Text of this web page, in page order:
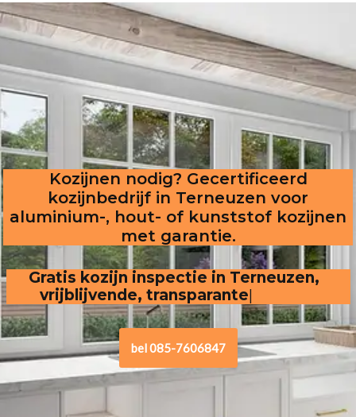
Kozijnen nodig? Gecertificeerd
kozijnbedrijf in Terneuzen voor
aluminium-, hout- of kunststof kozijnen
met garantie.
Gratis kozijn inspectie in Terneuzen,
vrijblijvende, transparante offerte
bel 085-7606847